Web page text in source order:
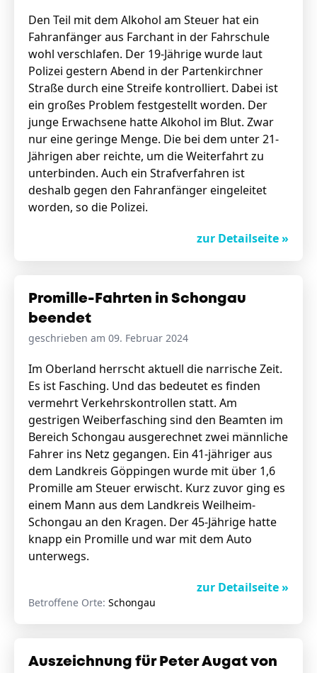
Den Teil mit dem Alkohol am Steuer hat ein
Fahranfänger aus Farchant in der Fahrschule
wohl verschlafen. Der 19-Jährige wurde laut
Polizei gestern Abend in der Partenkirchner
Straße durch eine Streife kontrolliert. Dabei ist
ein großes Problem festgestellt worden. Der
junge Erwachsene hatte Alkohol im Blut. Zwar
nur eine geringe Menge. Die bei dem unter 21-
Jährigen aber reichte, um die Weiterfahrt zu
unterbinden. Auch ein Strafverfahren ist
deshalb gegen den Fahranfänger eingeleitet
worden, so die Polizei.
zur Detailseite »
Promille-Fahrten in Schongau
beendet
geschrieben am 09. Februar 2024
Im Oberland herrscht aktuell die narrische Zeit.
Es ist Fasching. Und das bedeutet es finden
vermehrt Verkehrskontrollen statt. Am
gestrigen Weiberfasching sind den Beamten im
Bereich Schongau ausgerechnet zwei männliche
Fahrer ins Netz gegangen. Ein 41-jähriger aus
dem Landkreis Göppingen wurde mit über 1,6
Promille am Steuer erwischt. Kurz zuvor ging es
einem Mann aus dem Landkreis Weilheim-
Schongau an den Kragen. Der 45-Jährige hatte
knapp ein Promille und war mit dem Auto
unterwegs.
zur Detailseite »
Betroffene Orte: Schongau
Auszeichnung für Peter Augat von